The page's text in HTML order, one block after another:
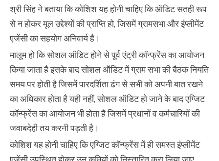
श्री सिंह ने बताया कि कोशिश यह होनी चाहिए कि ऑडिट सतही रूप
से न होकर मूल उद्देश्यों की प्राप्ति हो, जिसमें ग्रामसभा और इंप्लीमेंट
एजेंसी का सहयोग अनिवार्य है।
मालूम हो कि सोशल ऑडिट होने से पूर्व एंट्री कॉन्फ्रेंस का आयोजन
किया जाता है इसके बाद सोशल ऑडिट में ग्राम सभा की बैठक नियति
समय पर होती है जिसमें पारदर्शिता ढंग से सभी को अपनी बात रखने
का अधिकार होता है यही नहीं, सोशल ऑडिट हो जाने के बाद एग्जिट
कॉन्फ्रेंस का आयोजन भी होता है जिसमें प्रधानों व कर्मचारियों की
जवाबदेही तय करनी पड़ती है।
कोशिश यह होनी चाहिए कि एग्जिट कॉन्फ्रेंस में ही समस्त इंप्लीमेंट